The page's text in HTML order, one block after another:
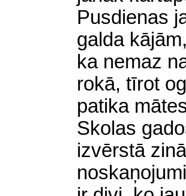
Pusdienas
galda
ka nemaz
rokā, tīrot
patika
Skolas
izvērstā